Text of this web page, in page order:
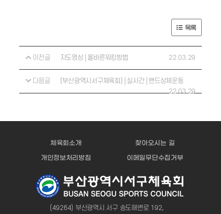
목록
이전글 지도영상│올바른워킹방법 22.03.29
다음글
[부산광역시서구체육회]│실시간│밴드상체운동
22.03.29
체육회소개 찾아오시는 길
개인정보처리방침 이메일무단수집거부
(49264) 부산광역시 서구 송도해변로 192,